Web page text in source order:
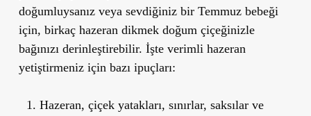
doğumluysanız veya sevdiğiniz bir Temmuz bebeği
için, birkaç hazeran dikmek doğum çiçeğinizle
bağınızı derinleştirebilir. İşte verimli hazeran
yetiştirmeniz için bazı ipuçları:
Hazeran, çiçek yatakları, sınırlar, saksılar ve